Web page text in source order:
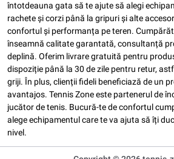
întotdeauna gata să te ajute să alegi
rachete și corzi până la gripuri și alte
confortul și performanța pe teren.
înseamnă calitate garantată, consultanță
deplină. Oferim livrare gratuită pentru
dispoziție până la 30 de zile pentru retur,
griji. În plus, clienții fideli beneficiază de un
avantajos. Tennis Zone este partenerul de
jucător de tenis. Bucură-te de confortul
alege echipamentul care te va ajuta să îți
nivel.